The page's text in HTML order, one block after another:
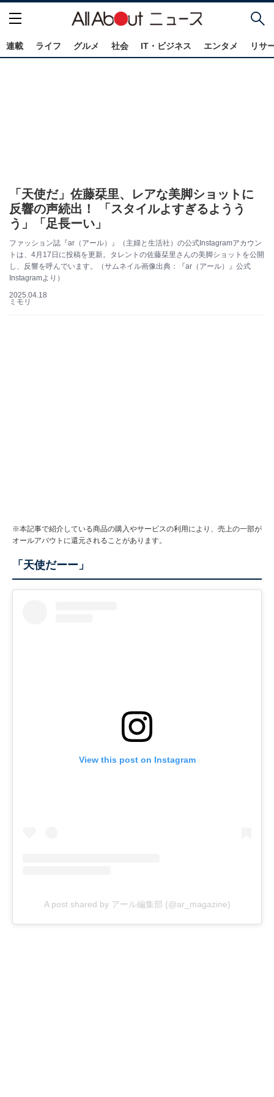
連載 ライフ グルメ 社会 IT・ビジネス エンタメ リサ
「天使だ」佐藤栞里、レアな美脚ショットに
反響の声続出！ 「スタイルよすぎるようう
う」「足長ーい」
ファッション誌『ar（アール）』（主婦と生活社）の公式Instagramアカウン
トは、4月17日に投稿を更新。タレントの佐藤栞里さんの美脚ショットを公開
し、反響を呼んでいます。（サムネイル画像出典：『ar（アール）』公式
Instagramより）
2025.04.18
ミモリ
※本記事で紹介している商品の購入やサービスの利用により、売上の一部が
オールアバウトに還元されることがあります。
「天使だーー」
View this post on Instagram
A post shared by アール編集部 (@ar_magazine)